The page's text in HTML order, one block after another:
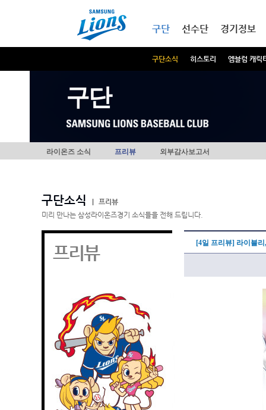
구단
구단소식 히스토리 엠블럼 캐릭
선수단 경기정보
구단
라이온즈 소식 프리뷰 외부감사보고서
구단소식
프리뷰
미리 만나는 삼성라이온즈경기 소식들을 전해 드립니다.
프리뷰 [4일 프리뷰] 라이블